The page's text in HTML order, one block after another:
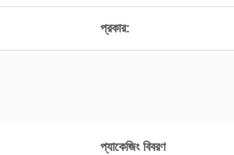
প্রকার:
প্যাকেজিং বিবরণ